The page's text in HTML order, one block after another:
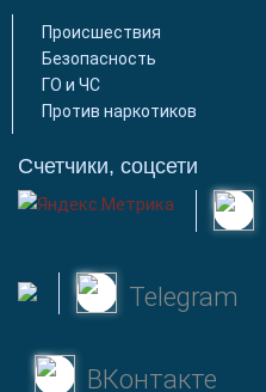
Происшествия
Безопасность
ГО и ЧС
Против наркотиков
Счетчики, соцсети
Telegram
ВКонтакте